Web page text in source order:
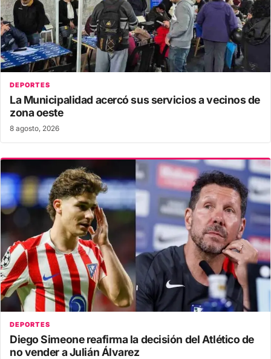
DEPORTES
La Municipalidad acercó sus servicios a vecinos de
zona oeste
8 agosto, 2026
DEPORTES
Diego Simeone reafirma la decisión del Atlético de
no vender a Julián Álvarez